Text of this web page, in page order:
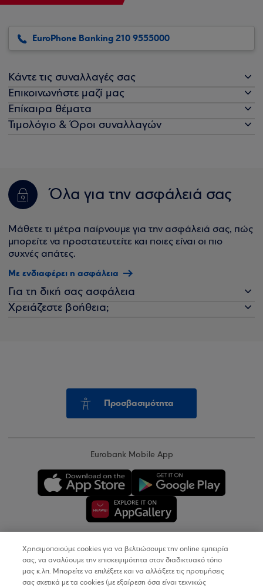
EuroPhone Banking 210 9555000
Κάντε τις συναλλαγές σας
Επικοινωνήστε μαζί μας
Επίκαιρα θέματα
Τιμολόγιο & Όροι συναλλαγών
Όλα για την ασφάλειά σας
Μάθετε τι μέτρα παίρνουμε για την ασφάλειά σας, πώς
μπορείτε να προστατευτείτε και ποιες είναι οι πιο
συχνές απάτες.
Με ενδιαφέρει η ασφάλεια
Για τη δική σας ασφάλεια
Χρειάζεστε βοήθεια;
Προσβασιμότητα
Eurobank Mobile App
Copyright © 2026
Χρησιμοποιούμε cookies για να βελτιώσουμε την online εμπειρία
σας, να αναλύουμε την επισκεψιμότητα στον διαδικτυακό τόπο
μας κ.λπ. Μπορείτε να επιλέξετε και να αλλάξετε τις προτιμήσεις
σας σχετικά με τα cookies (με εξαίρεση όσα είναι τεχνικώς